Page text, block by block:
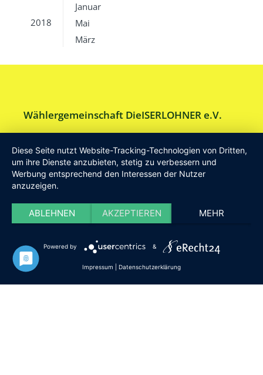
Januar
2018
Mai
März
Wählergemeinschaft DieISERLOHNER e.V.
Am Drillenbusch 11 - 58638 Iserlohn
Tel:Geschäftsstelle 02371-9748599
E-Mail:info [at] DieISERLOHNER.de
Website:
Haftung
Datenschutz Satzung Impressum
Diese Seite nutzt Website-Tracking-Technologien von Dritten,
um ihre Dienste anzubieten, stetig zu verbessern und
Werbung entsprechend den Interessen der Nutzer
anzuzeigen.
ABLEHNEN AKZEPTIEREN MEHR
Powered by &
Impressum Datenschutzerklärung